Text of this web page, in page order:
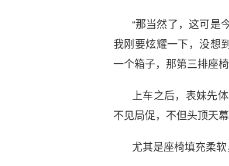
“那当然了，这可是
我刚要炫耀一下，没想
一个箱子，那第三排座
上车之后，表妹先
不见局促，不但头顶天
尤其是座椅填充柔